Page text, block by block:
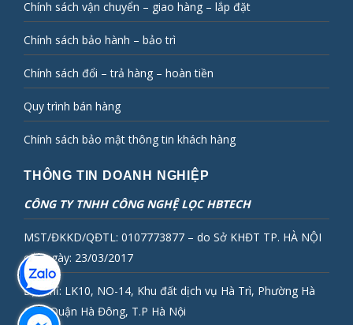
Chính sách vận chuyển – giao hàng – lắp đặt
Chính sách bảo hành – bảo trì
Chính sách đổi – trả hàng – hoàn tiền
Quy trình bán hàng
Chính sách bảo mật thông tin khách hàng
THÔNG TIN DOANH NGHIỆP
CÔNG TY TNHH CÔNG NGHỆ LỌC HBTECH
MST/ĐKKD/QĐTL: 0107773877 – do Sở KHĐT TP. HÀ NỘI
cấp ngày: 23/03/2017
Địa chỉ: LK10, NO-14, Khu đất dịch vụ Hà Trì, Phường Hà
Cầu, Quận Hà Đông, T.P Hà Nội